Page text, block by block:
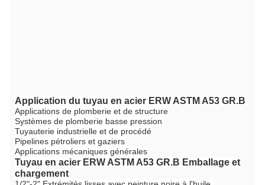
Application du tuyau en acier ERW ASTM A53 GR.B
Applications de plomberie et de structure
Systèmes de plomberie basse pression
Tuyauterie industrielle et de procédé
Pipelines pétroliers et gaziers
Applications mécaniques générales
Tuyau en acier ERW ASTM A53 GR.B Emballage et
chargement